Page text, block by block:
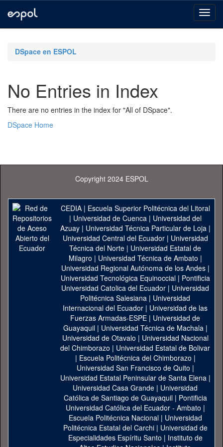
navigationDSpace en ESPOL
No Entries in Index
There are no entries in the index for "All of DSpace".
DSpace Home
Copyright 2024 ESPOL
CEDIA| Escuela Superior Politécnica del Litoral
| Universidad de Cuenca| Universidad del
Azuay| Universidad Técnica Particular de Loja|
Universidad Central del Ecuador| Universidad
Técnica del Norte | Universidad Estatal de
Milagro | Universidad Técnica de Ambato |
Universidad Regional Autónoma de los Andes|
Universidad Tecnológica Equinoccial| Pontificia
Universidad Catolica del Ecuador | Universidad
Politécnica Salesiana | Universidad
Internacional del Ecuador | Universidad de las
Fuerzas Armadas-ESPE | Universidad de
Guayaquil| Universidad Técnica de Machala|
Universidad de Otavalo | Universidad Nacional
del Chimborazo | Universidad Estatal de Bolivar
| Escuela Politécnica del Chimborazo |
Universidad San Francisco de Quito |
Universidad Estatal Peninsular de Santa Elena|
Universidad Casa Grande | Universidad
Católica de Santiago de Guayaquil| Pontificia
Universidad Católica del Ecuador - Ambato |
Escuela Politécnica Nacional| Universidad
Politécnica Estatal del Carchi| Universidad de
Especialidades Espíritu Santo | Instituto de